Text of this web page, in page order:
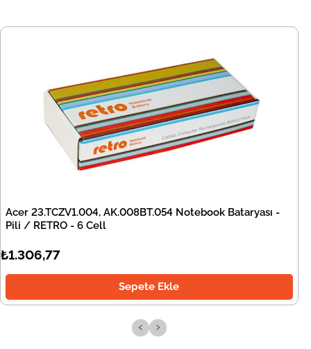
Acer 23.TCZV1.004, AK.008BT.054 Notebook Bataryası -
Pili / RETRO - 6 Cell
₺1.306,77
Sepete Ekle
‹ ›